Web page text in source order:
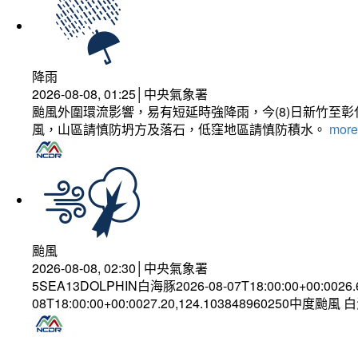
降雨
2026-08-08, 01:25│中央氣象署
颱風外圍環流影響，易有短延時強降雨，今(8)日新竹至
風，山區請慎防坍方及落石，低窪地區請慎防積水。
颱風
2026-08-08, 02:30│中央氣象署
5SEA13DOLPHIN白海豚2026-08-
08T18:00:00+00:0027.20,124.103848960250中度颱風